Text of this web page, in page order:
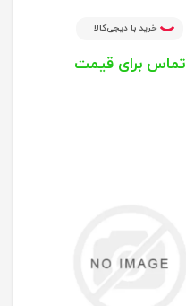
خرید با دیجی‌کالا
تماس برای قیمت